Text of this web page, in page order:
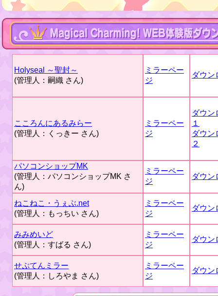
Holyseal ～聖封～
(管理人：嗣織 さん)
ミラーペー
ジ
ダウン
こころんにあるみらー
(管理人：くっきー さん)
ミラーペー
ジ
ダウン
１
ダウン
２
パソコンショップMK
(管理人：パソコンショップMK さ
ん)
ミラーペー
ジ
ダウン
ねこねこ・うぇぶ.net
(管理人：もっちい さん)
ミラーペー
ジ
ダウン
みみめいど
(管理人：すばる さん)
ミラーペー
ジ
ダウン
せぷてんミラー
(管理人：しろやま さん)
ミラーペー
ジ
ダウン